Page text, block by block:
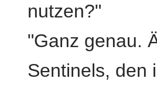
nutzen?"
"Ganz genau.
Sentinels, den